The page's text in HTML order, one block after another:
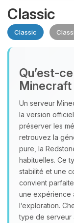
Classic
Classic
Minecraft
Un serveur
la version
préserver les
retrouvez la
pure, la
habituelles. Ce
stabilité et une
convient
une expérience
l’exploration.
type de serveur
tu as
08/